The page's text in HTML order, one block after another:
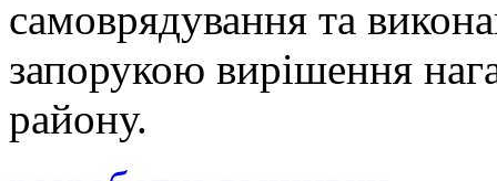
самоврядування та
запорукою вирішення
району.